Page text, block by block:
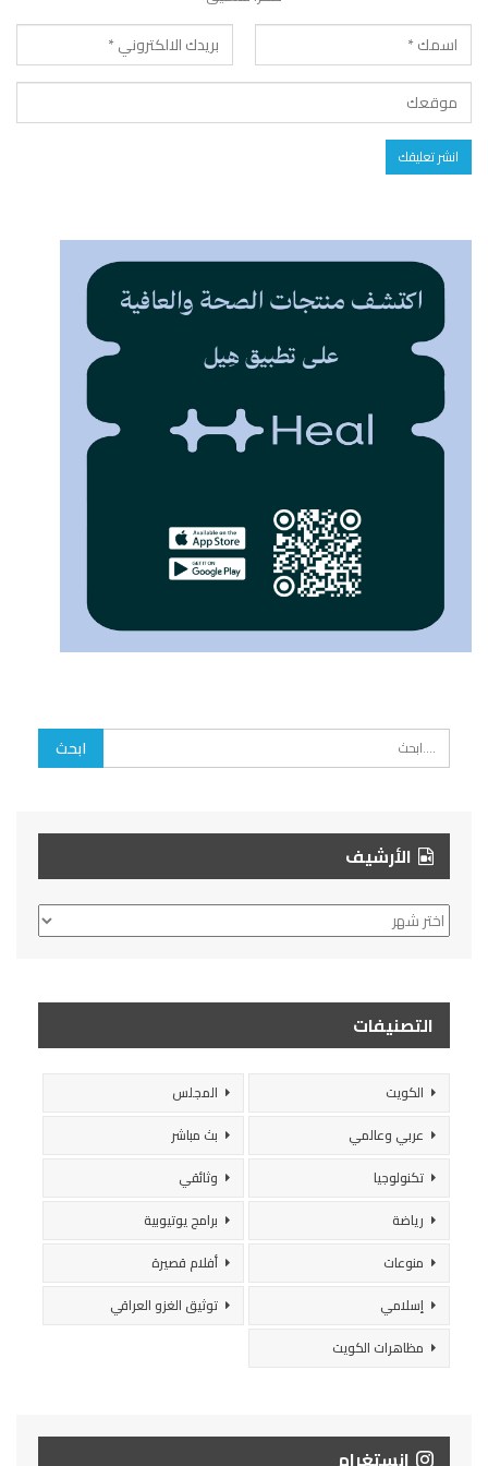
الأرشيف
الأرشيف
التصنيفات
الكويت
المجلس
عربي وعالمي
بث مباشر
تكنولوجيا
وثائقي
رياضة
برامج يوتيوبية
منوعات
أفلام قصيرة
إسلامي
توثيق الغزو العراقي
مظاهرات الكويت
انستغرام